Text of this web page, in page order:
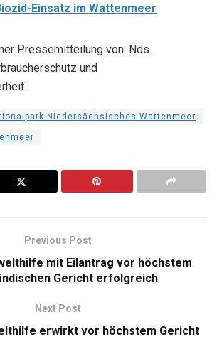
Einsatz im Wattenmeer
Pressemitteilung von: Nds.
und
Niedersächsisches Wattenmeer
Previous Post
mit Eilantrag vor höchstem
Gericht erfolgreich
Next Post
erwirkt vor höchstem Gericht